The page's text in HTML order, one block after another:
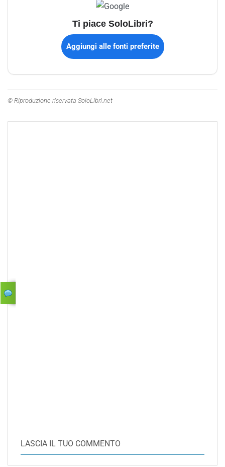
Ti piace SoloLibri?
Aggiungi alle fonti preferite
© Riproduzione riservata SoloLibri.net
LASCIA IL TUO COMMENTO